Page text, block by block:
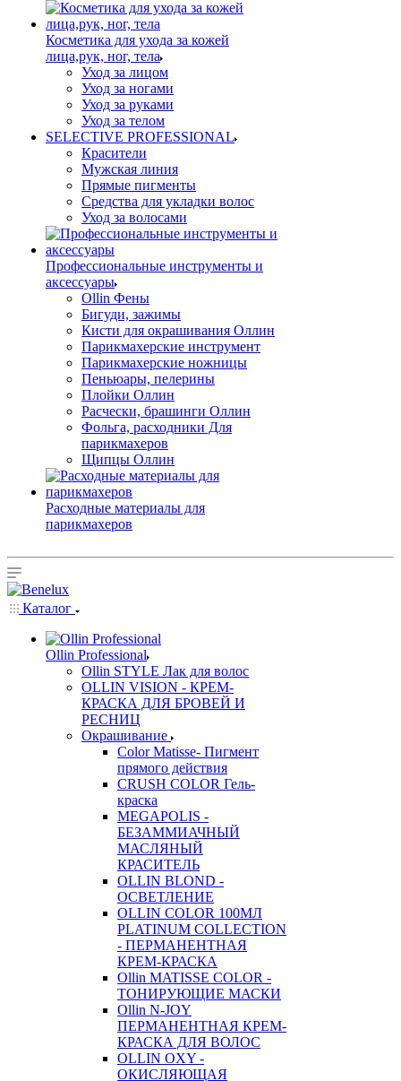
Косметика для ухода за кожей
лица,рук, ног, тела
Уход за лицом
Уход за ногами
Уход за руками
Уход за телом
SELECTIVE PROFESSIONAL
Красители
Мужская линия
Прямые пигменты
Средства для укладки волос
Уход за волосами
Профессиональные инструменты и
аксессуары
Ollin Фены
Бигуди, зажимы
Кисти для окрашивания Оллин
Парикмахерские инструмент
Парикмахерские ножницы
Пеньюары, пелерины
Плойки Оллин
Расчески, брашинги Оллин
Фольга, расходники Для
парикмахеров
Щипцы Оллин
Расходные материалы для
парикмахеров
Каталог
Ollin Professional
Ollin STYLE Лак для волос
OLLIN VISION - КРЕМ-
КРАСКА ДЛЯ БРОВЕЙ И
РЕСНИЦ
Окрашивание
Color Matisse- Пигмент
прямого действия
CRUSH COLOR Гель-
краска
MEGAPOLIS -
БЕЗАММИАЧНЫЙ
МАСЛЯНЫЙ
КРАСИТЕЛЬ
OLLIN BLOND -
ОСВЕТЛЕНИЕ
OLLIN COLOR 100МЛ
PLATINUM COLLECTION
- ПЕРМАНЕНТНАЯ
КРЕМ-КРАСКА
Ollin MATISSE COLOR -
ТОНИРУЮЩИЕ МАСКИ
Ollin N-JOY
ПЕРМАНЕНТНАЯ КРЕМ-
КРАСКА ДЛЯ ВОЛОС
OLLIN OXY -
ОКИСЛЯЮЩАЯ